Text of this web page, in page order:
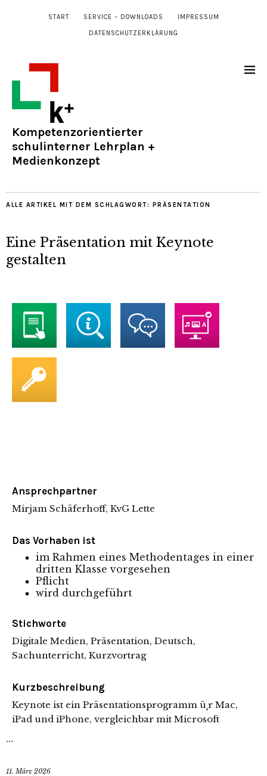
START SERVICE – DOWNLOADS IMPRESSUM
DATENSCHUTZERKLÄRUNG
Kompetenzorientierter
schulinterner Lehrplan +
Medienkonzept
ALLE ARTIKEL MIT DEM SCHLAGWORT: PRÄSENTATION
Eine Präsentation mit Keynote
gestalten
Ansprechpartner
Mirjam Schäferhoff, KvG Lette
Das Vorhaben ist
im Rahmen eines Methodentages in einer
dritten Klasse vorgesehen
Pflicht
wird durchgeführt
Stichworte
Digitale Medien, Präsentation, Deutsch,
Sachunterricht, Kurzvortrag
Kurzbeschreibung
Keynote ist ein Präsentationsprogramm ü¸r Mac,
iPad und iPhone, vergleichbar mit Microsoft
…
11. März 2026